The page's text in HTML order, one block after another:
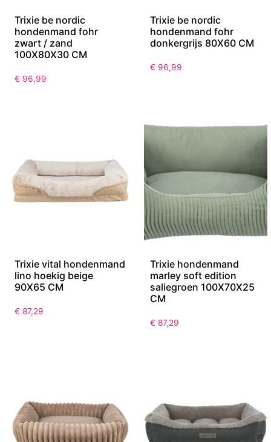
Trixie be nordic
hondenmand fohr
zwart / zand
100X80X30 CM
€ 96,99
Trixie be nordic
hondenmand fohr
donkergrijs 80X60 CM
€ 96,99
Trixie vital hondenmand
lino hoekig beige
90X65 CM
€ 87,29
Trixie hondenmand
marley soft edition
saliegroen 100X70X25
CM
€ 87,29